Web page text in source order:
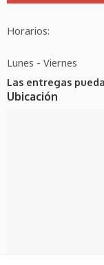
Horarios:
Lunes - Viernes
Las entregas
Ubicación